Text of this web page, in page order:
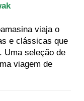
viaja o
e clássicas que
Uma seleção de
viagem de